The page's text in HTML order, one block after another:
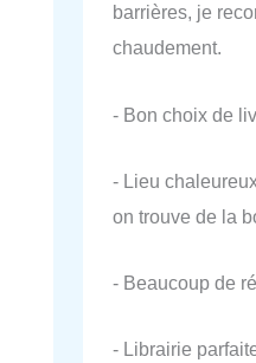
barrières, je
chaudement.
- Bon choix de
- Lieu
on trouve de la
- Beaucoup de
- Librairie